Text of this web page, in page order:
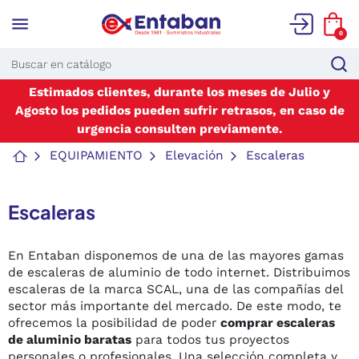
menu 0
Estimados clientes, durante los meses de Julio y
Agosto los pedidos pueden sufrir retrasos, en caso de
urgencia consulten previamente.
EQUIPAMIENTO
Elevación Escaleras
Escaleras
En Entaban disponemos de una de las mayores gamas
de escaleras de aluminio de todo internet. Distribuimos
escaleras de la marca SCAL, una de las compañías del
sector más importante del mercado. De este modo, te
ofrecemos la posibilidad de poder comprar escaleras
de aluminio baratas para todos tus proyectos